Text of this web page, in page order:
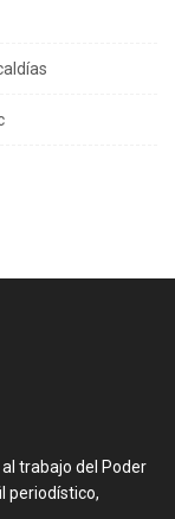
trabajo del Poder
periodístico,